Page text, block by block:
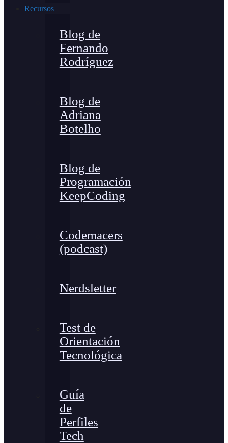
Recursos
Blog de
Fernando
Rodríguez
Blog de
Adriana
Botelho
Blog de
Programación
KeepCoding
Codemacers
(podcast)
Nerdsletter
Test de
Orientación
Tecnológica
Guía
de
Perfiles
Tech